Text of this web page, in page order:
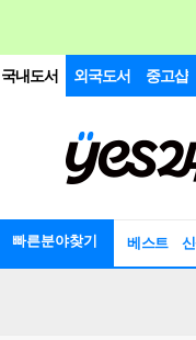
국내도서 외국도서 중고샵
빠른분야찾기 베스트